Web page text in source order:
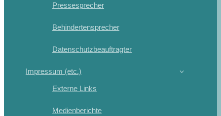
Pressesprecher
Behindertensprecher
Datenschutzbeauftragter
Impressum (etc.)
Externe Links
Medienberichte